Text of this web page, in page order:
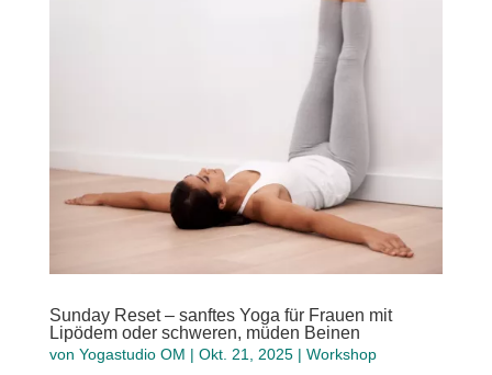
Sunday Reset – sanftes Yoga für Frauen mit
Lipödem oder schweren, müden Beinen
von Yogastudio OM | Okt. 21, 2025| Workshop